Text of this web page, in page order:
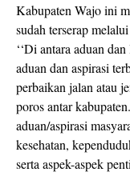
Kabupaten Wajo ini
sudah terserap
‘‘Di antara aduan
aduan dan aspirasi
perbaikan jalan atau
poros antar
aduan/aspirasi
kesehatan,
serta aspek-aspek